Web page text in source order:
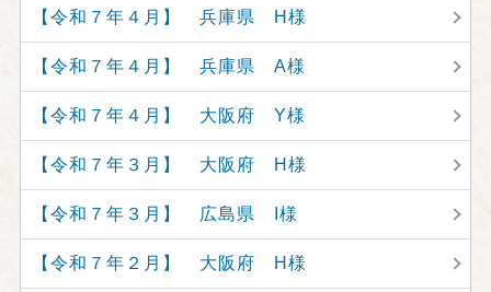
【令和７年４月】 兵庫県 H様
【令和７年４月】 兵庫県 A様
【令和７年４月】 大阪府 Y様
【令和７年３月】 大阪府 H様
【令和７年３月】 広島県 I様
【令和７年２月】 大阪府 H様